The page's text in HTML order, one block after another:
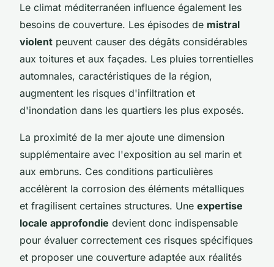
Le climat méditerranéen influence également les
besoins de couverture. Les épisodes de mistral
violent peuvent causer des dégâts considérables
aux toitures et aux façades. Les pluies torrentielles
automnales, caractéristiques de la région,
augmentent les risques d'infiltration et
d'inondation dans les quartiers les plus exposés.
La proximité de la mer ajoute une dimension
supplémentaire avec l'exposition au sel marin et
aux embruns. Ces conditions particulières
accélèrent la corrosion des éléments métalliques
et fragilisent certaines structures. Une expertise
locale approfondie devient donc indispensable
pour évaluer correctement ces risques spécifiques
et proposer une couverture adaptée aux réalités